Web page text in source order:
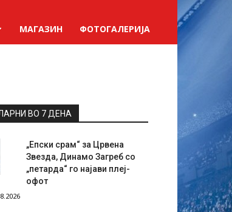
МАГАЗИН ФОТОГАЛЕРИЈА
ВО 7 ДЕНА
„Епски срам“ за Црвена
Звезда, Динамо Загреб со
„петарда“ го најави плеј-
офот